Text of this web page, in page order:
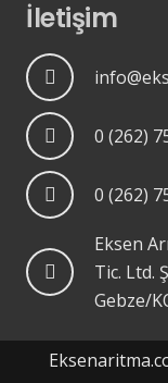
İletişim
0 (262)
0 (262)
Eksen
Tic. Ltd.
Gebze/